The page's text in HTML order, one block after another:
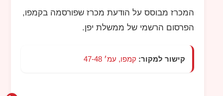
המכרז מבוסס על הודעת מכרז שפורסמה בקמפו,
הפרסום הרשמי של ממשלת יפן.
קישור למקור: קמפו, עמ׳ 47-48